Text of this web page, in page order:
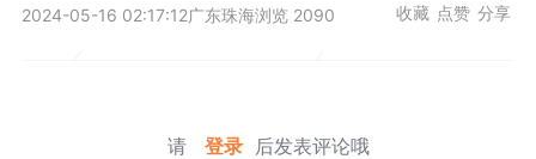
2024-05-16 02:17:12广东珠海浏览 2090 收藏 点赞 分享
请 登录 后发表评论哦